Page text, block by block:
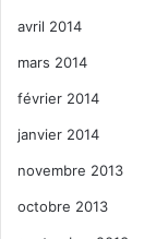
avril 2014
mars 2014
février 2014
janvier 2014
novembre 2013
octobre 2013